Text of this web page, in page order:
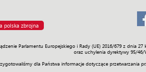
polska zbrojna
Parlamentu Europejskiego i Rady (UE) 2016/679 z
oraz uchylenia dyrektywy 95/
dla Państwa informacje dotyczące przetwarzania
Polityka Prawo Świat Społeczność